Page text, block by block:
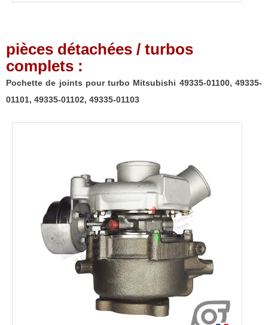
pièces détachées / turbos
complets :
Pochette de joints pour turbo Mitsubishi 49335-01100, 49335-
01101, 49335-01102, 49335-01103